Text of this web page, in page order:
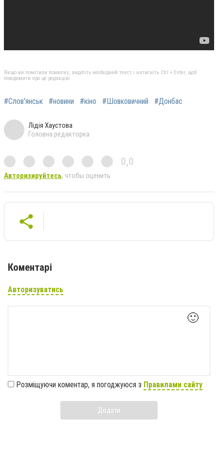
Якщо ви помітили помилку, виділіть необхідний текст і натисніть Ctrl + Enter, щоб
повідомити про це редакцію
#Слов'янськ #новини #кіно #Шовковичний #Донбас
Лідія Хаустова
Головна редакторка
0,0
Авторизируйтесь, чтобы оценить
Коментарі
Авторизуватись
🙂
Розміщуючи коментар, я погоджуюся з Правилами сайту
Додати